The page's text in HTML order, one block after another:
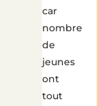
car
nombre
de
jeunes
ont
tout